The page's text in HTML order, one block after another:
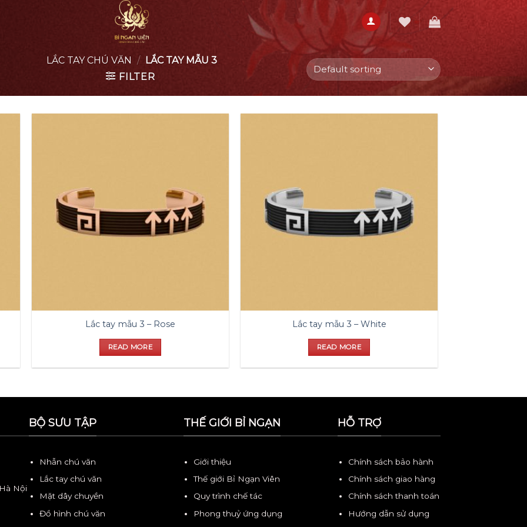
LẮC TAY CHÚ VĂN / LẮC TAY MẪU 3
FILTER
Lắc tay mẫu 3 – Rose
READ MORE
Lắc tay mẫu 3 – White
READ MORE
Nội
BỘ SƯU TẬP
Nhẫn chú văn
Lắc tay chú văn
Mặt dây chuyền
Đồ hình chú văn
THẾ GIỚI BỈ NGẠN
Giới thiệu
Thế giới Bỉ Ngạn Viên
Quy trình chế tác
Phong thuỷ ứng dụng
HỖ TRỢ
Chính sách bảo hành
Chính sách giao hàng
Chính sách thanh toán
Hướng dẫn sử dụng